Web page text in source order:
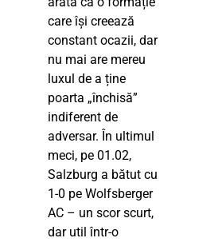
care își creează
constant ocazii, dar
nu mai are mereu
luxul de a ține
poarta „închisă”
indiferent de
adversar. În ultimul
meci, pe 01.02,
Salzburg a bătut cu
1-0 pe Wolfsberger
AC – un scor scurt,
dar util într-o